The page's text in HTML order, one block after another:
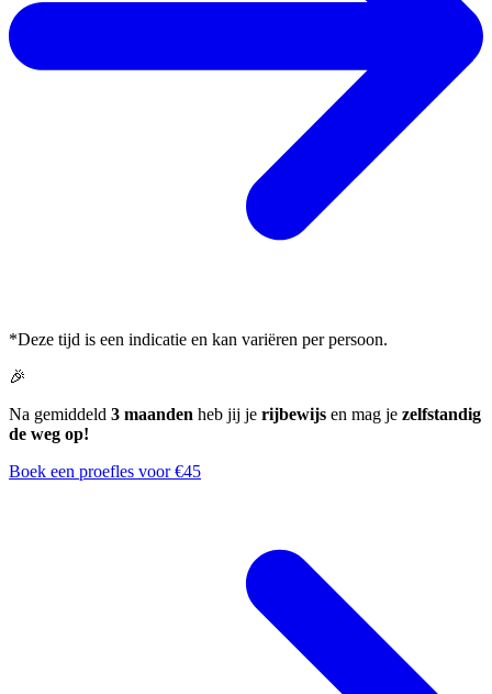
*Deze tijd is een indicatie en kan variëren per persoon.
🎉
Na gemiddeld 3 maanden heb jij je rijbewijs en mag je zelfstandig
de weg op!
Boek een proefles voor €45